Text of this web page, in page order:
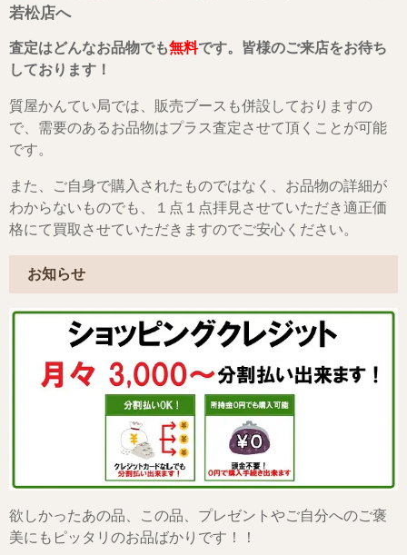
若松店へ
査定はどんなお品物でも無料です。皆様のご来店をお待ち
しております！
質屋かんてい局では、販売ブースも併設しておりますの
で、需要のあるお品物はプラス査定させて頂くことが可能
です。
また、ご自身で購入されたものではなく、お品物の詳細が
わからないものでも、１点１点拝見させていただき適正価
格にて買取させていただきますのでご安心ください。
お知らせ
欲しかったあの品、この品、プレゼントやご自分へのご褒
美にもピッタリのお品ばかりです！！